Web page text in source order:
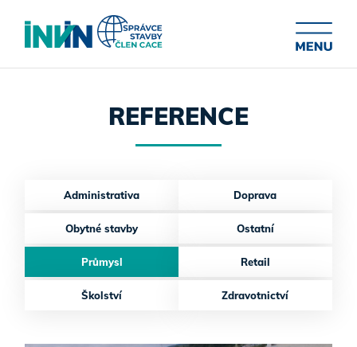
REFERENCE
Administrativa Doprava
Obytné stavby Ostatní
Průmysl Retail
Školství Zdravotnictví